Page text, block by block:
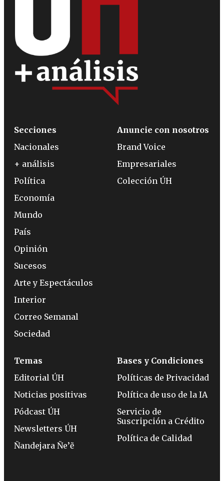
Secciones
Nacionales
+ análisis
Política
Economía
Mundo
País
Opinión
Sucesos
Arte y Espectáculos
Interior
Correo Semanal
Sociedad
Anuncie con nosotros
Brand Voice
Empresariales
Colección ÚH
Temas
Editorial ÚH
Noticias positivas
Pódcast ÚH
Newsletters ÚH
Ñandejara Ñe’ẽ
Bases y Condiciones
Políticas de Privacidad
Política de uso de la IA
Servicio de
Suscripción a Crédito
Política de Calidad